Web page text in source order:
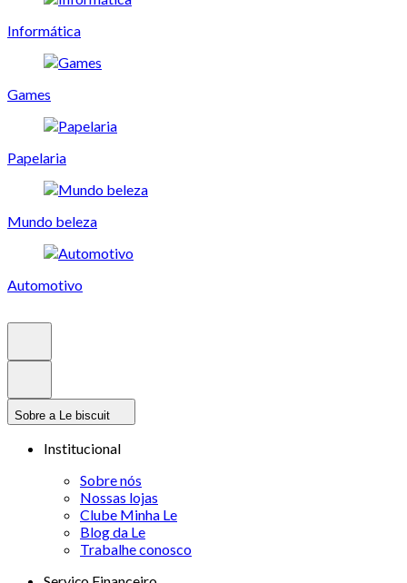
Informática
Games
Papelaria
Mundo beleza
Automotivo
Sobre a Le biscuit
Institucional
Sobre nós
Nossas lojas
Clube Minha Le
Blog da Le
Trabalhe conosco